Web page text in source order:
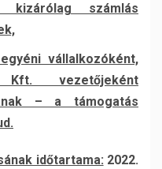
számlás
vállalkozóként,
vezetőjeként
– a támogatás
időtartama: 2022.